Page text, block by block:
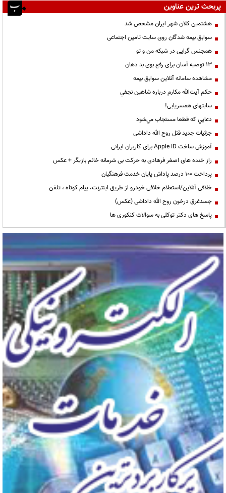
پربحث ترین عناوین
هشتمین کلان شهر ایران مشخص شد
سوابق بیمه شدگان روی سایت تامین اجتماعی
همجنس گرایی در شبکه من و تو
13 توصیه آسان برای رفع بوی بد دهان
مشاهده سامانه آنلاين سوابق بیمه
حكم آيت‌الله مكارم درباره شاهين نجفي
سایتهای همسریابی!
دعايي كه قطعا مستجاب مي‌شود
جزئیات جدید قتل روح الله داداشی
آموزش ساخت Apple ID برای کاربران ایرانی
راز خنده های اصغر فرهادی به حرکت بی شرمانه خانم بازیگر + عکس
پرداخت ۱۰۰ درصد پاداش پایان خدمت فرهنگیان
خلافی آنلاین/استعلام خلافی خودرو از طریق اینترنت، پیام کوتاه ، تلفن
جسدغرق درخون روح الله داداشی (عکس)
پاسخ های دکتر توکلی به سوالات کنکوری ها